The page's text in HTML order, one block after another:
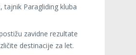
tajnik Paragliding kluba
zavidne rezultate
destinacije za let.